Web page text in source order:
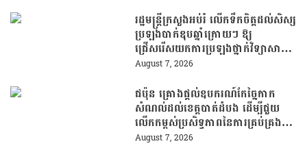
រដ្ឋមន្រ្តីក្រសួងអប់រំ លើកទឹកចិត្តដល់សិស្ស
ប្រឡងបាក់ឌុបឆ្នាំក្រោយៗ ឱ្យ
ជ្រើសរើសយកការប្រឡងថ្នាក់វិទ្យាសាស្ត្រ
ដើម្បីឆ្លើយតបទៅនឹងតម្រូវការធនធាន
August 7, 2026
ជប៉ុន គ្រោងផ្តល់ឧបករណ៍កែច្នៃកាក
សំណល់ដល់ខេត្តបាត់ដំបង ដើម្បីជួយ
លើកកម្ពស់ប្រសិទ្ធភាពនៃការគ្រប់គ្រង
សំណល់
August 7, 2026